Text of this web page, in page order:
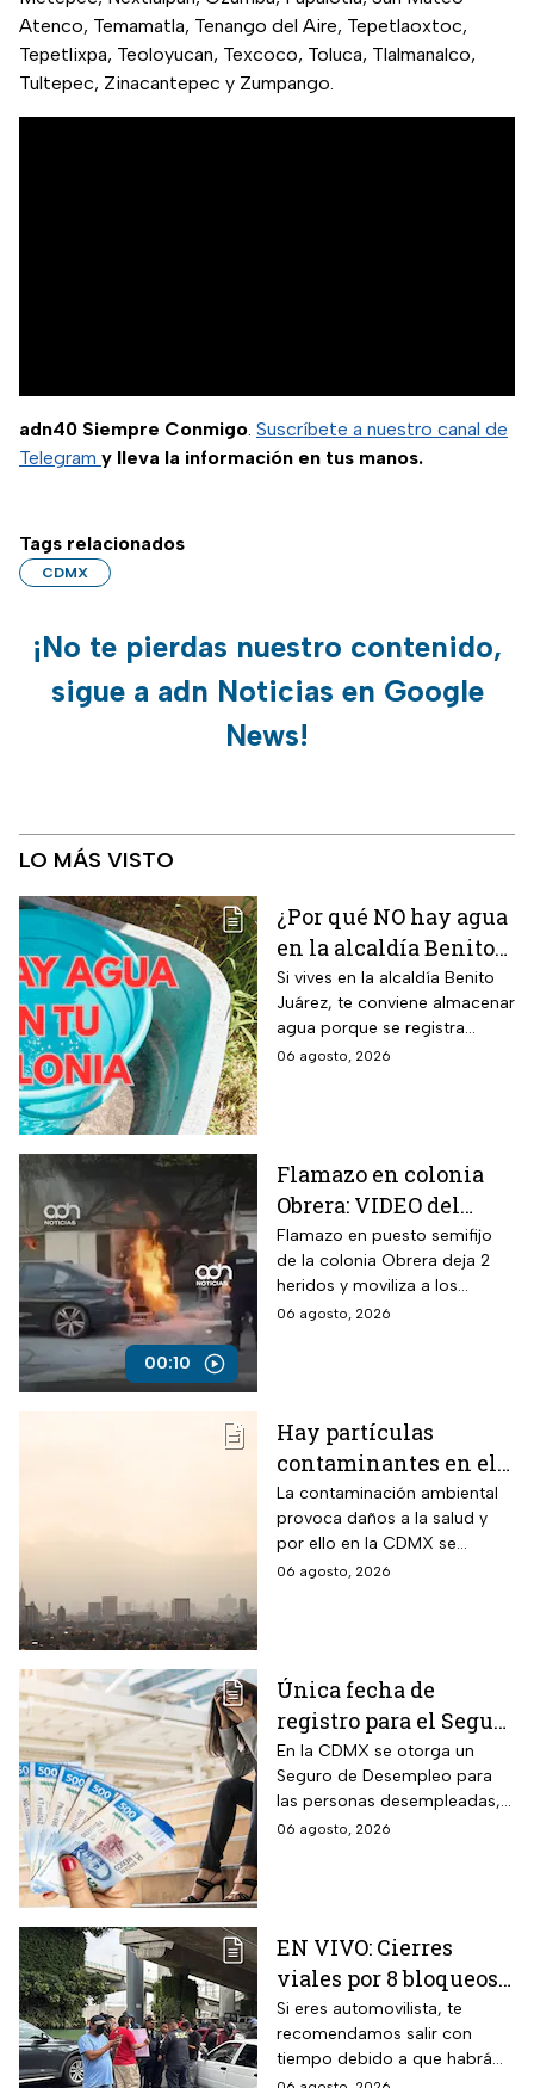
Atenco, Temamatla, Tenango del Aire, Tepetlaoxtoc,
Tepetlixpa, Teoloyucan, Texcoco, Toluca, Tlalmanalco,
Tultepec, Zinacantepec y Zumpango.
adn40 Siempre Conmigo. Suscríbete a nuestro canal de
Telegram y lleva la información en tus manos.
Tags relacionados
CDMX
¡No te pierdas nuestro contenido,
sigue a adn Noticias en Google
News!
LO MÁS VISTO
¿Por qué NO hay agua
en la alcaldía Benito
Juárez? Lista de
colonias afectadas
hasta el viernes
Si vives en la alcaldía Benito
Juárez, te conviene almacenar
agua porque se registra
suspensión del suministro por
06 agosto, 2026
00:10
Flamazo en colonia
Obrera: VIDEO del
siniestro en puesto
semifijo que dejó
heridos
Flamazo en puesto semifijo
de la colonia Obrera deja 2
heridos y moviliza a los
servicios de emergencia en
06 agosto, 2026
Hay partículas
contaminantes en el
ambiente; así está la
calidad del aire hoy
en CDMX
La contaminación ambiental
provoca daños a la salud y
por ello en la CDMX se
monitorea la calidad del aire
06 agosto, 2026
Única fecha de
registro para el Seguro
de Desempleo en
CDMX que da 3 mil
566 pesos
En la CDMX se otorga un
Seguro de Desempleo para
las personas desempleadas,
así que si perdiste tu trabajo
06 agosto, 2026
EN VIVO: Cierres
viales por 8 bloqueos
en CDMX hoy
Si eres automovilista, te
recomendamos salir con
tiempo debido a que habrá
cierres viales por